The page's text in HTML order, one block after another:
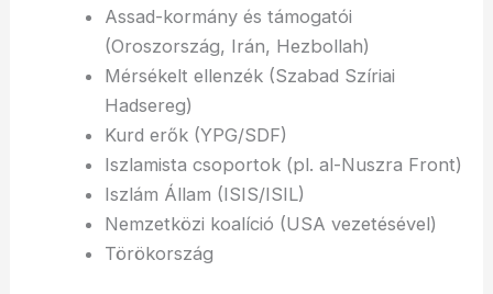
Assad-kormány és támogatói
(Oroszország, Irán, Hezbollah)
Mérsékelt ellenzék (Szabad Szíriai
Hadsereg)
Kurd erők (YPG/SDF)
Iszlamista csoportok (pl. al-Nuszra Front)
Iszlám Állam (ISIS/ISIL)
Nemzetközi koalíció (USA vezetésével)
Törökország